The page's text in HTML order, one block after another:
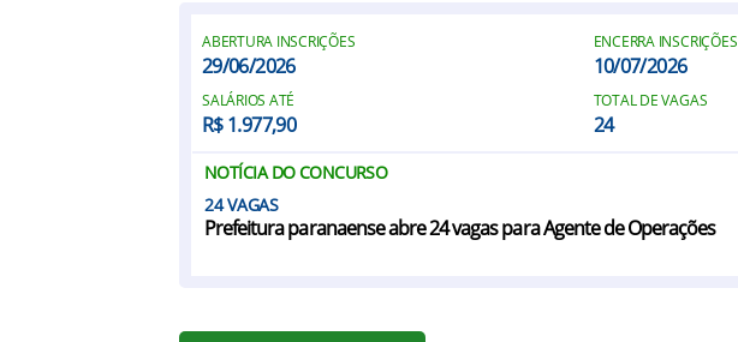
ABERTURA INSCRIÇÕES
29/06/2026
ENCERRA INSCRIÇÕES
10/07/2026
SALÁRIOS ATÉ
R$ 1.977,90
TOTAL DE VAGAS
24
NOTÍCIA DO CONCURSO
24
Prefeitura paranaense abre 24 vagas para Agente de Operações